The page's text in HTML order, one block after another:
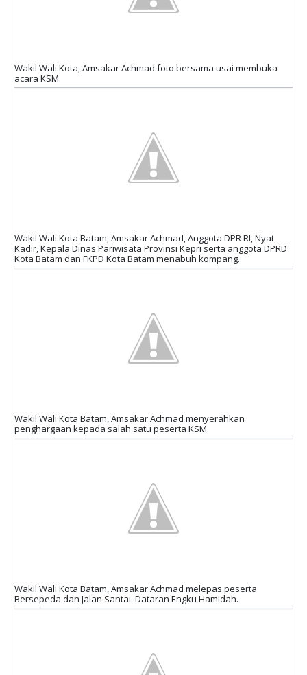
Wakil Wali Kota, Amsakar Achmad foto bersama usai membuka
acara KSM.
Wakil Wali Kota Batam, Amsakar Achmad, Anggota DPR RI, Nyat
Kadir, Kepala Dinas Pariwisata Provinsi Kepri serta anggota DPRD
Kota Batam dan FKPD Kota Batam menabuh kompang.
Wakil Wali Kota Batam, Amsakar Achmad menyerahkan
penghargaan kepada salah satu peserta KSM.
Wakil Wali Kota Batam, Amsakar Achmad melepas peserta
Bersepeda dan Jalan Santai. Dataran Engku Hamidah.